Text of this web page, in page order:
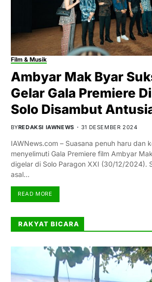
Film & Musik
Ambyar Mak Byar
Gelar Gala Premiere
Solo Disambut
BYREDAKSI IAWNEWS 31 DESEMBER 2024
IAWNews.com – Suasana penuh haru dan
menyelimuti Gala Premiere film Ambyar
digelar di Solo Paragon XXI (30/12/2024).
asal…
READ MORE
RAKYAT BICARA